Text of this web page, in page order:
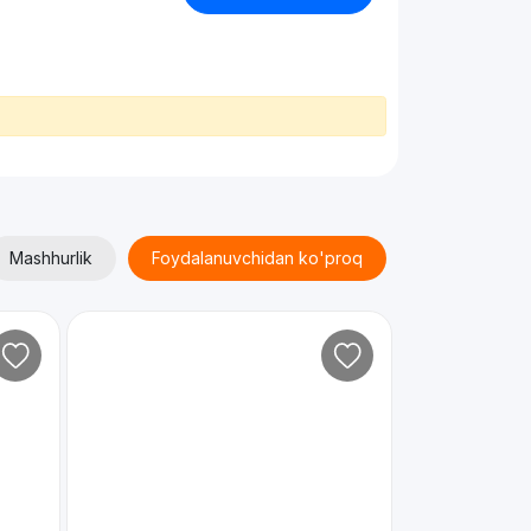
Mashhurlik Foydalanuvchidan ko'proq